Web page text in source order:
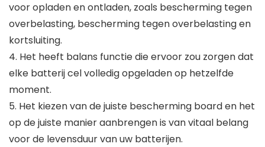
voor opladen en ontladen, zoals bescherming tegen
overbelasting, bescherming tegen overbelasting en
kortsluiting.
4. Het heeft balans functie die ervoor zou zorgen dat
elke batterij cel volledig opgeladen op hetzelfde
moment.
5. Het kiezen van de juiste bescherming board en het
op de juiste manier aanbrengen is van vitaal belang
voor de levensduur van uw batterijen.